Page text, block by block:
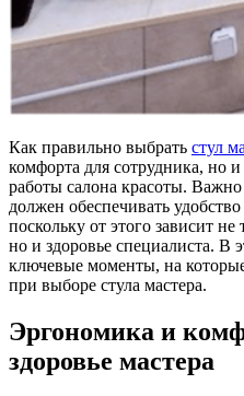
Как правильно выбрать стул
комфорта для сотрудника, но
работы салона красоты. Важно
должен обеспечивать
поскольку от этого зависит
но и здоровье специалиста. В
ключевые моменты, на
при выборе стула мастера.
Эргономика и
здоровье мастера